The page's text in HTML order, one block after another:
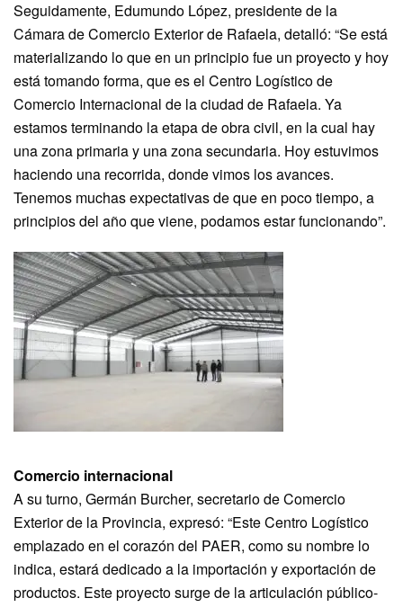
Seguidamente, Edumundo López, presidente de la
Cámara de Comercio Exterior de Rafaela, detalló: “Se está
materializando lo que en un principio fue un proyecto y hoy
está tomando forma, que es el Centro Logístico de
Comercio Internacional de la ciudad de Rafaela. Ya
estamos terminando la etapa de obra civil, en la cual hay
una zona primaria y una zona secundaria. Hoy estuvimos
haciendo una recorrida, donde vimos los avances.
Tenemos muchas expectativas de que en poco tiempo, a
principios del año que viene, podamos estar funcionando”.
Comercio internacional
A su turno, Germán Burcher, secretario de Comercio
Exterior de la Provincia, expresó: “Este Centro Logístico
emplazado en el corazón del PAER, como su nombre lo
indica, estará dedicado a la importación y exportación de
productos. Este proyecto surge de la articulación público-